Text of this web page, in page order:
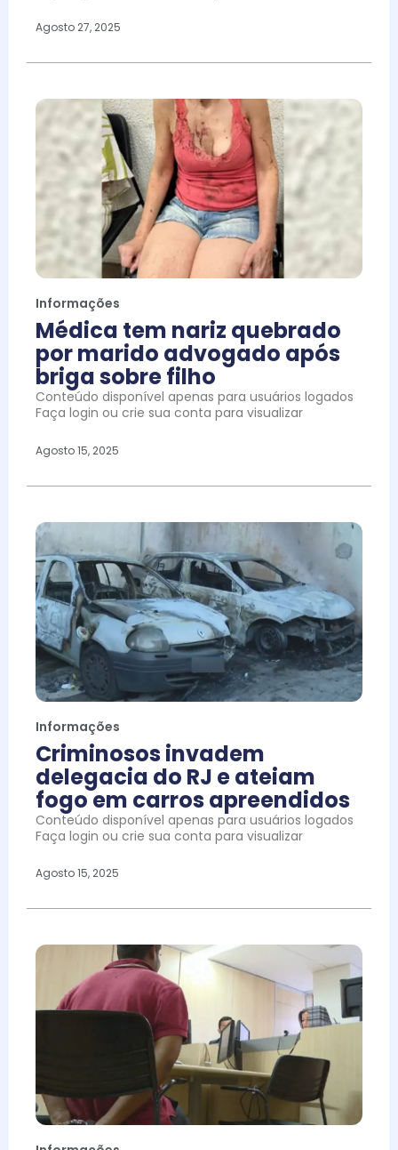
Agosto 27, 2025
Informações
Médica tem nariz quebrado
por marido advogado após
briga sobre filho
Conteúdo disponível apenas para usuários logados
Faça login ou crie sua conta para visualizar
Agosto 15, 2025
Informações
Criminosos invadem
delegacia do RJ e ateiam
fogo em carros apreendidos
Conteúdo disponível apenas para usuários logados
Faça login ou crie sua conta para visualizar
Agosto 15, 2025